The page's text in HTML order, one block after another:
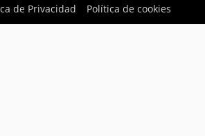
de Privacidad Política de cookies